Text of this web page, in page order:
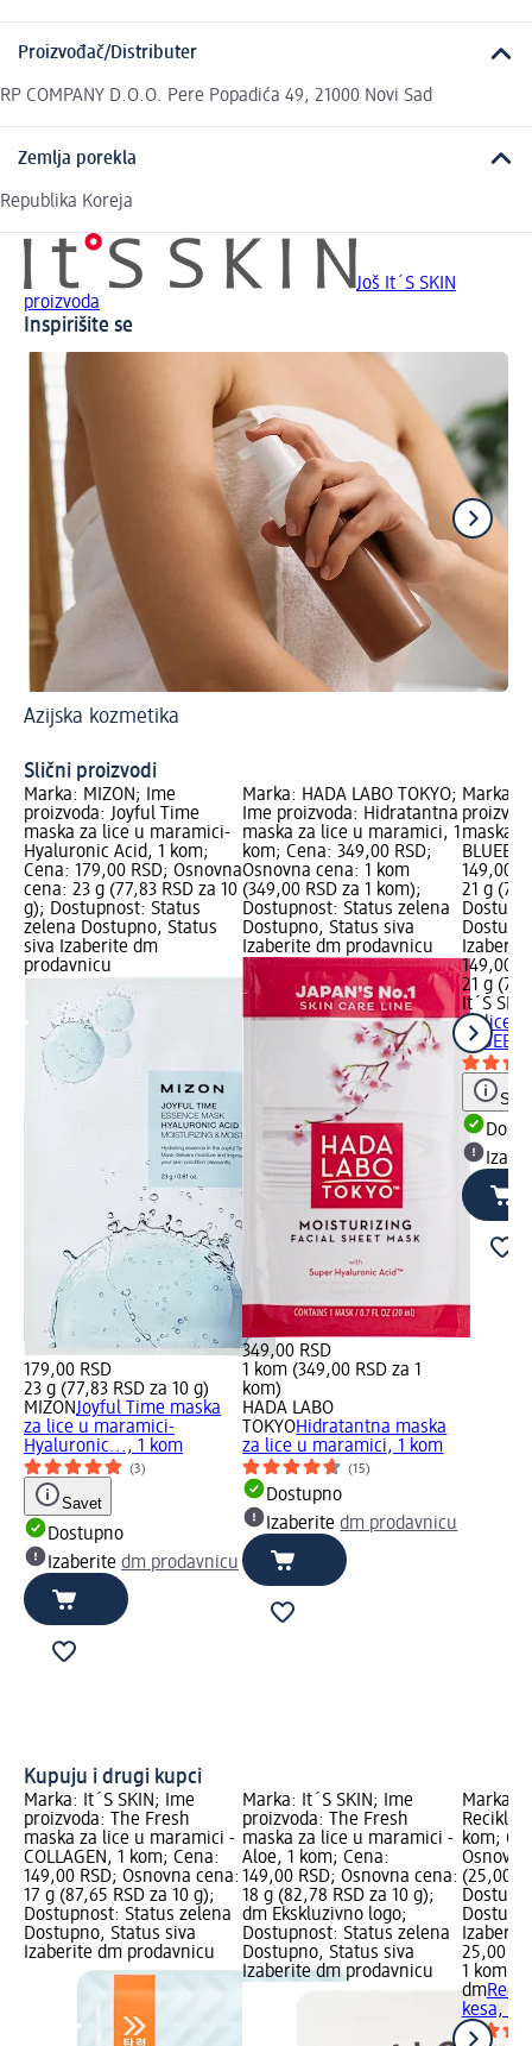
Proizvođač/Distributer
RP COMPANY D.O.O. Pere Popadića 49, 21000 Novi Sad
Zemlja porekla
Republika Koreja
Još It´S SKIN
proizvoda
Inspirišite se
Azijska kozmetika
Slični proizvodi
Marka: MIZON; Ime
proizvoda: Joyful Time
maska za lice u maramici-
Hyaluronic Acid, 1 kom;
Cena: 179,00 RSD; Osnovna
cena: 23 g (77,83 RSD za 10
g); Dostupnost: Status
zelena Dostupno, Status
siva Izaberite dm
prodavnicu
179,00 RSD
23 g (77,83 RSD za 10 g)
MIZONJoyful Time maska
za lice u maramici-
Hyaluronic..., 1 kom
(3)
Savet
Dostupno
Izaberite dm prodavnicu
Marka: HADA LABO TOKYO;
Ime proizvoda: Hidratantna
maska za lice u maramici, 1
kom; Cena: 349,00 RSD;
Osnovna cena: 1 kom
(349,00 RSD za 1 kom);
Dostupnost: Status zelena
Dostupno, Status siva
Izaberite dm prodavnicu
349,00 RSD
1 kom (349,00 RSD za 1
kom)
HADA LABO
TOKYOHidratantna maska
za lice u maramici, 1 kom
(15)
Dostupno
Izaberitedm prodavnicu
Marka:
maska
149,00
21 g
149,00
21 g
It´S SKIN
za lice
Kupuju i drugi kupci
Marka: It´S SKIN; Ime
proizvoda: The Fresh
maska za lice u maramici -
COLLAGEN, 1 kom; Cena:
149,00 RSD; Osnovna cena:
17 g (87,65 RSD za 10 g);
Dostupnost: Status zelena
Dostupno, Status siva
Izaberite dm prodavnicu
Marka: It´S SKIN; Ime
proizvoda: The Fresh
maska za lice u maramici -
Aloe, 1 kom; Cena:
149,00 RSD; Osnovna cena:
18 g (82,78 RSD za 10 g);
dm Ekskluzivno logo;
Dostupnost: Status zelena
Dostupno, Status siva
Izaberite dm prodavnicu
Marka:
kom;
(25,00
25,00
1 kom
dm
kesa, 1